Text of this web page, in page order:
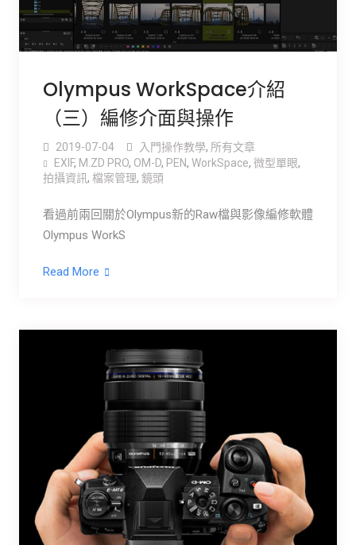
Olympus WorkSpace介紹
（三）編修介面與操作
2019-07-04 入門操作教學, 所有文章
EXIF, M.ZD PRO, OM-D, PEN, WorkSpace, 微型單眼,
拍攝資訊, 檔案管理, 鏡頭
看過前兩回關於Olympus新的Raw檔與影像編修軟體
Olympus WorkS
Read More